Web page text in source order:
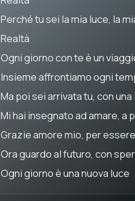
Perché tu sei la mia luce, la
Realtà
Ogni giorno con te è un
Insieme affrontiamo ogni
Ma poi sei arrivata tu, con
Mi hai insegnato ad amare, a
Grazie amore mio, per
Ora guardo al futuro, con
Ogni giorno è una nuova luce